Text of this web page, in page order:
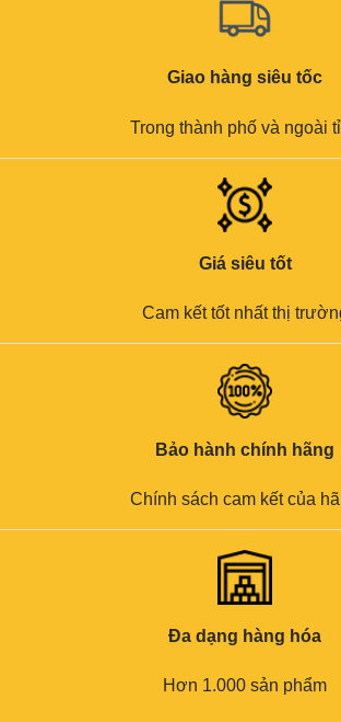
Giao hàng siêu tốc
Trong thành phố và ngoài
Giá siêu tốt
Cam kết tốt nhất thị
Bảo hành chính hãng
Chính sách cam kết của
Đa dạng hàng hóa
Hơn 1.000 sản phẩm